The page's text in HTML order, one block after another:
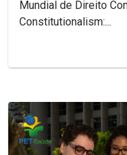
Mundial de Direito
Constitutionalism:...